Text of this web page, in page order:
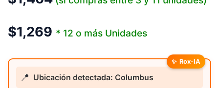
$1,269 * 12 o más Unidades
✨ Rox-IA
📍 Ubicación detectada: Columbus